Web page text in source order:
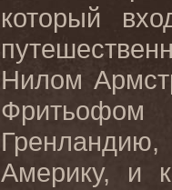
который
Нилом
Америку, и